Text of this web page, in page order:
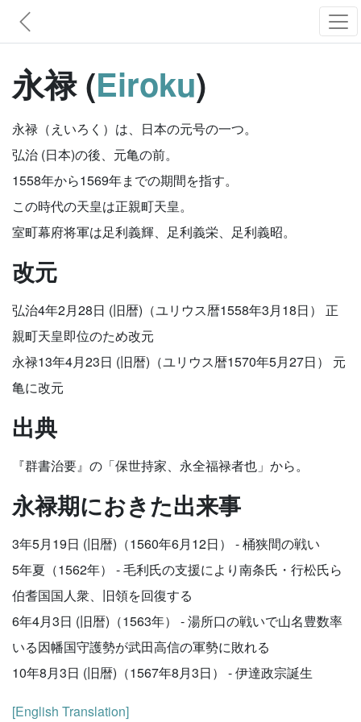
永禄 (Eiroku)
永禄（えいろく）は、日本の元号の一つ。
弘治 (日本)の後、元亀の前。
1558年から1569年までの期間を指す。
この時代の天皇は正親町天皇。
室町幕府将軍は足利義輝、足利義栄、足利義昭。
改元
弘治4年2月28日 (旧暦)（ユリウス暦1558年3月18日） 正
親町天皇即位のため改元
永禄13年4月23日 (旧暦)（ユリウス暦1570年5月27日） 元
亀に改元
出典
『群書治要』の「保世持家、永全福禄者也」から。
永禄期におきた出来事
3年5月19日 (旧暦)（1560年6月12日） - 桶狭間の戦い
5年夏（1562年） - 毛利氏の支援により南条氏・行松氏ら
伯耆国国人衆、旧領を回復する
6年4月3日 (旧暦)（1563年） - 湯所口の戦いで山名豊数率
いる因幡国守護勢が武田高信の軍勢に敗れる
10年8月3日 (旧暦)（1567年8月3日） - 伊達政宗誕生
[English Translation]